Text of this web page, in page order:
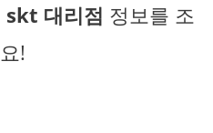
skt 대리점 정보를 조
!